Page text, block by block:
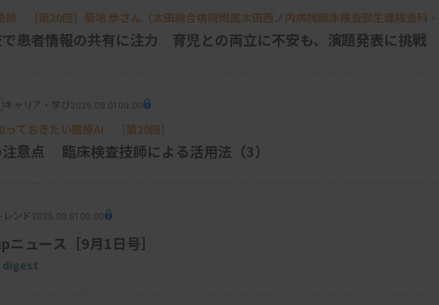
て患者の病歴、身体所見、検査所見を統合的につなぎ合
しくなり、微生物検査にも応用ができるので、さまざま
ら学ぶようになりました。
査に特化したものが少なく、知見を自分で備忘録とし
3月に開設した「グラム染色道場」というブログで
でも読めるというメリットがあります。今では、SNS
先駆け的な活動をしてきたことは良かったと感じてい
たな仕事に挑戦
師 ［第20回］菊地 歩さん（太田綜合病院附属太田西ノ内病院臨床検査部生理検査科
ー）患者情報の共有に注力 育児との両立に不安も、演題発表に挑戦
キャリア・学び2025.09.01 00:00
っておきたい医療AI ［第20回］
意点 臨床検査技師による活用法（3）
レンド 2025.09.01 00:00
ュース［9月1日号］
digest